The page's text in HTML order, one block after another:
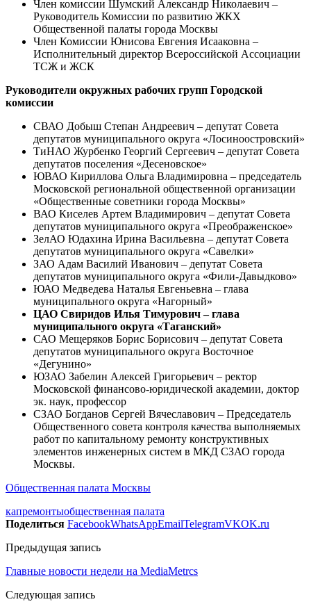
Член комиссии Шумский Александр Николаевич –
Руководитель Комиссии по развитию ЖКХ
Общественной палаты города Москвы
Член Комиссии Юнисова Евгения Исааковна –
Исполнительный директор Всероссийской Ассоциации
ТСЖ и ЖСК
Руководители окружных рабочих групп Городской
комиссии
СВАО Добыш Степан Андреевич – депутат Совета
депутатов муниципального округа «Лосиноостровский»
ТиНАО Журбенко Георгий Сергеевич – депутат Совета
депутатов поселения «Десеновское»
ЮВАО Кириллова Ольга Владимировна – председатель
Московской региональной общественной организации
«Общественные советники города Москвы»
ВАО Киселев Артем Владимирович – депутат Совета
депутатов муниципального округа «Преображенское»
ЗелАО Юдахина Ирина Васильевна – депутат Совета
депутатов муниципального округа «Савелки»
ЗАО Адам Василий Иванович – депутат Совета
депутатов муниципального округа «Фили-Давыдково»
ЮАО Медведева Наталья Евгеньевна – глава
муниципального округа «Нагорный»
ЦАО Свиридов Илья Тимурович – глава
муниципального округа «Таганский»
САО Мещеряков Борис Борисович – депутат Совета
депутатов муниципального округа Восточное
«Дегунино»
ЮЗАО Забелин Алексей Григорьевич – ректор
Московской финансово-юридической академии, доктор
эк. наук, профессор
СЗАО Богданов Сергей Вячеславович – Председатель
Общественного совета контроля качества выполняемых
работ по капитальному ремонту конструктивных
элементов инженерных систем в МКД СЗАО города
Москвы.
Общественная палата Москвы
капремонтыобщественная палата
Поделиться FacebookWhatsAppEmailTelegramVKOK.ru
Предыдущая запись
Главные новости недели на MediaMetrcs
Следующая запись